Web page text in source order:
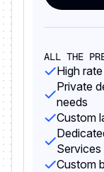
ALL THE
High
Private
needs
Custom
Services
Custom